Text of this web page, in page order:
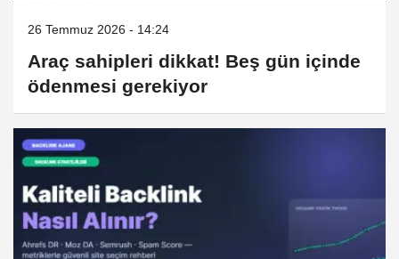
26 Temmuz 2026 - 14:24
Araç sahipleri dikkat! Beş gün içinde
ödenmesi gerekiyor